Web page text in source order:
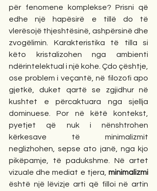
për fenomene komplekse? Prisni që
edhe një hapësirë e tillë do të
vlerësojë thjeshtësinë, ashpërsinë dhe
zvogëlimin. Karakteristika të tilla si
këto kristalizohen nga ambienti
ndërintelektual i një kohe. Çdo çështje,
ose problem i veçantë, në filozofi apo
gjetkë, duket qartë se zgjidhur në
kushtet e përcaktuara nga sjellja
dominuese. Por në këtë kontekst,
pyetjet që nuk i nënshtrohen
kërkesave të minimalizmit
neglizhohen, sepse ato janë, nga kjo
pikëpamje, të padukshme. Në artet
vizuale dhe mediat e tjera, minimalizmi
është një lëvizje arti që filloi në artin